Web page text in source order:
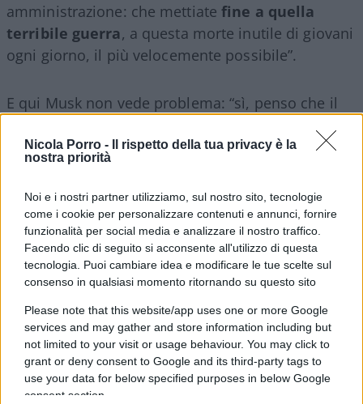
Nicola Porro -
Il rispetto della tua privacy è la
nostra priorità
Noi e i nostri partner utilizziamo, sul nostro sito, tecnologie
come i cookie per personalizzare contenuti e annunci, fornire
funzionalità per social media e analizzare il nostro traffico.
Facendo clic di seguito si acconsente all'utilizzo di questa
tecnologia. Puoi cambiare idea e modificare le tue scelte sul
consenso in qualsiasi momento ritornando su questo sito
Please note that this website/app uses one or more Google
services and may gather and store information including but
not limited to your visit or usage behaviour. You may click to
grant or deny consent to Google and its third-party tags to
use your data for below specified purposes in below Google
consent section.
amministrazione: che mettiatefine a quella
terribile guerra, a questa morte inutile di giovani
ogni giorno, il più velocemente possibile”.
E qui Musk non vede problema: “sì, penso che il
molto rapidamente … e poi tutti questi poveri
uomini che muoiono per niente, perciò spero che
questo terribile conflitto possa essere risolto
rapidamente e penso che sarà sotto il presidente
Trump”.
Non elaborano ulteriormente e, nel colloquio,
sarebbe inutile cercare alcuna altra indicazione. Il
che può essere normale, trattandosi di unaforma
di propaganda elettoralerivolta alla massa degli
elettori, non di una riflessione strategica.